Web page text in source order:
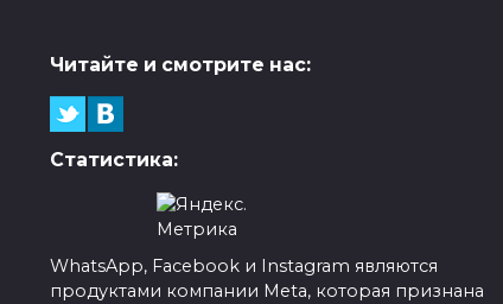
Читайте и смотрите нас:
Статистика:
WhatsApp, Facebook и Instagram являются
продуктами компании Meta, которая признана